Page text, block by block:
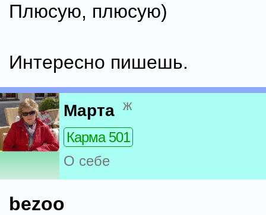
Плюсую, плюсую)
Интересно пишешь.
Марта ж
Карма 501
О себе
bezoo